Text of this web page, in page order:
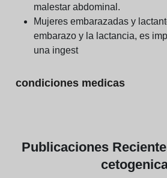
malestar abdominal.
Mujeres embarazadas y
embarazo y la lactancia, es
una ingest
condiciones medicas
Publicaciones